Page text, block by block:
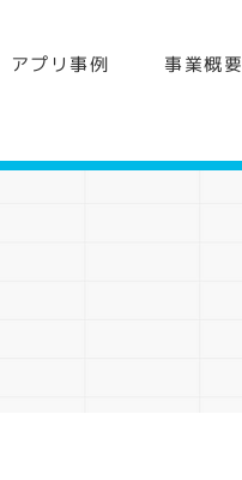
アプリ事例 事業概要